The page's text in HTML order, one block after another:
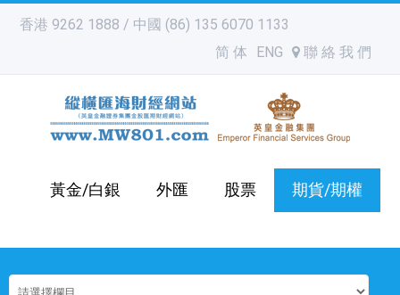
香港 9262 1888 / 中國 (86) 135 6070 1133
简 体
ENG 聯 絡 我 們
黃金/白銀 外匯 股票 期貨/期權